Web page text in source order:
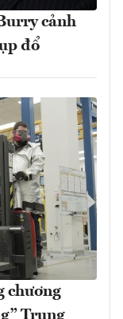
cảnh
đổ
chương
Trung